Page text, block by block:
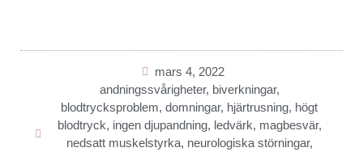
mars 4, 2022
andningssvårigheter, biverkningar,
blodtrycksproblem, domningar, hjärtrusning, högt
blodtryck, ingen djupandning, ledvärk, magbesvär,
nedsatt muskelstyrka, neurologiska störningar,